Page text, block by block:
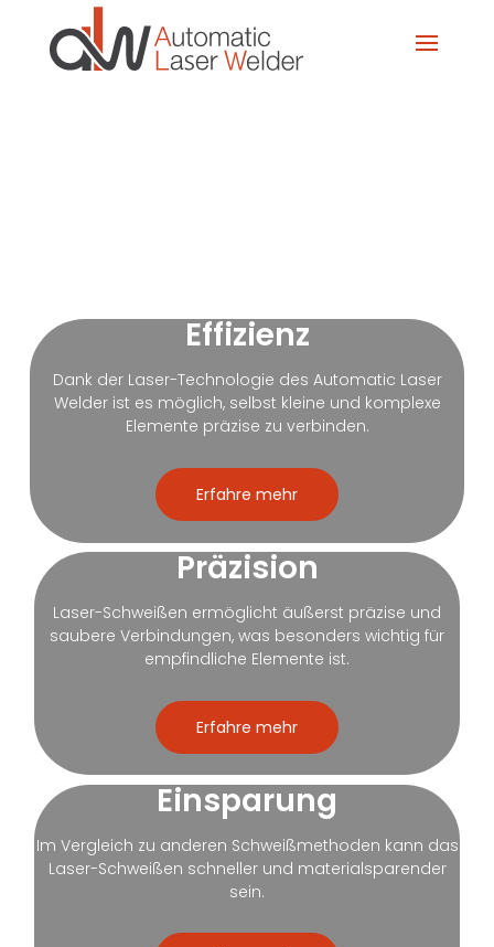
Effizienz
Dank der Laser-Technologie des Automatic Laser
Welder ist es möglich, selbst kleine und komplexe
Elemente präzise zu verbinden.
Erfahre mehr
Präzision
Laser-Schweißen ermöglicht äußerst präzise und
saubere Verbindungen, was besonders wichtig für
empfindliche Elemente ist.
Erfahre mehr
Einsparung
Im Vergleich zu anderen Schweißmethoden kann das
Laser-Schweißen schneller und materialsparender
sein.